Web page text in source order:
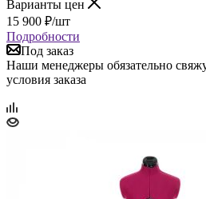
Варианты цен
15 900 ₽/шт
Подробности
Под заказ
Наши менеджеры обязательно
условия заказа